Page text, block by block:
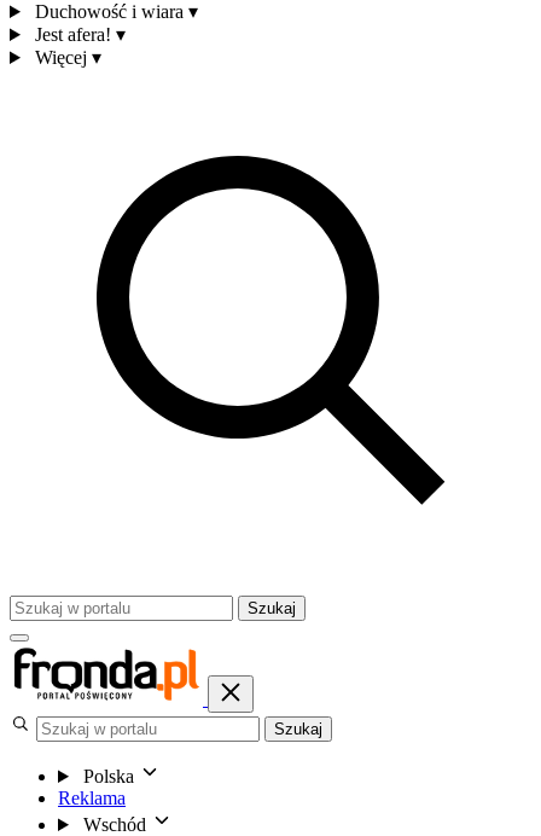
Duchowość i wiara ▾
Jest afera! ▾
Więcej ▾
Szukaj
Szukaj
Polska
Reklama
Wschód